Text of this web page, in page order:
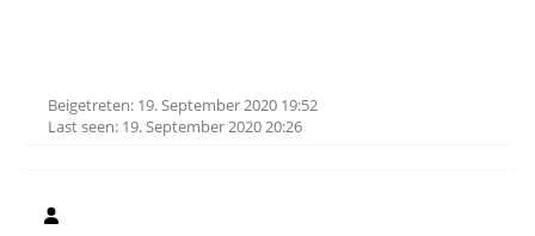
Beigetreten: 19. September 2020 19:52
Last seen: 19. September 2020 20:26